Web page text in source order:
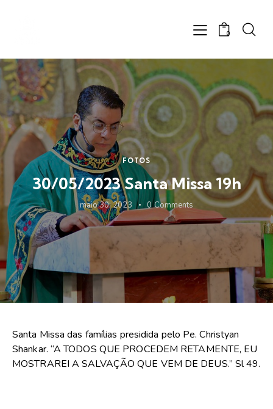
0
FOTOS
30/05/2023 Santa Missa 19h
maio 30, 2023 0 Comments
Santa Missa das famílias presidida pelo Pe. Christyan
Shankar. “A TODOS QUE PROCEDEM RETAMENTE, EU
MOSTRAREI A SALVAÇÃO QUE VEM DE DEUS.” Sl 49.